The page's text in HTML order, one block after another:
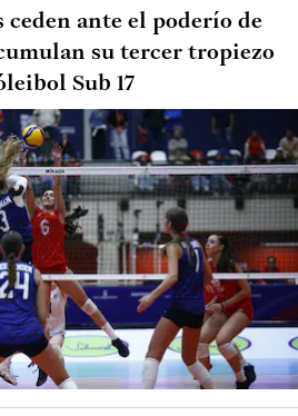
ceden ante el poderío de
su tercer tropiezo
Sub 17